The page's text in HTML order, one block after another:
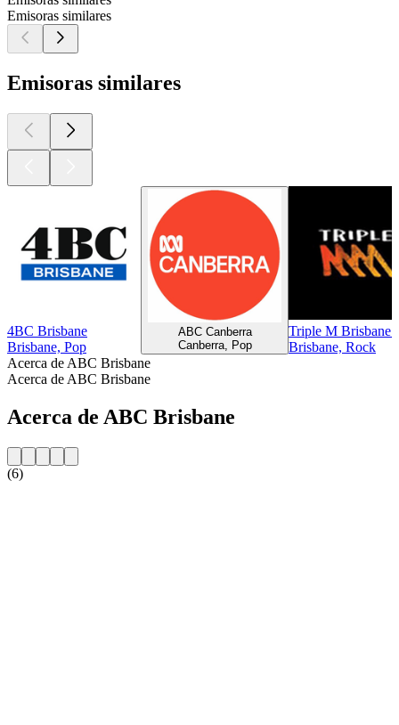
Emisoras similares
Emisoras similares
4BC Brisbane
Brisbane, Pop
ABC Canberra
Canberra, Pop
Triple M Brisbane
Brisbane, Rock
Acerca de ABC Brisbane
Acerca de ABC Brisbane
Acerca de ABC Brisbane
(6)